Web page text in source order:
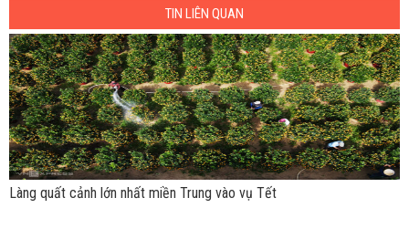
TIN LIÊN QUAN
Làng quất cảnh lớn nhất miền Trung vào vụ Tết